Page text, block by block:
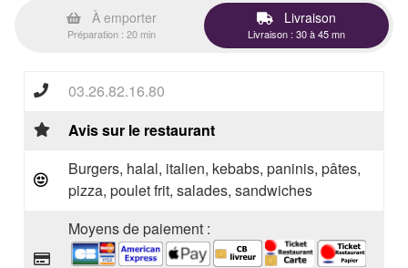
À emporter
Préparation : 20 min
Livraison
Livraison : 30 à 45 mn
03.26.82.16.80
Avis sur le restaurant
Burgers, halal, italien, kebabs, paninis, pâtes,
pizza, poulet frit, salades, sandwiches
Moyens de paiement :